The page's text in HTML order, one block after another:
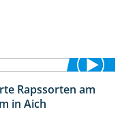
9:06
Rapssorten am
in Aich